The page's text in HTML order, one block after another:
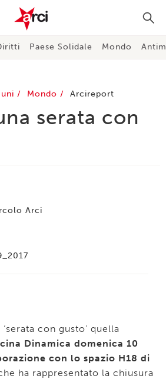
Paese Solidale Mondo
Mondo Arcireport
serata con
Arci
con gusto’ quella
Dinamica domenica 10
con lo spazio H18 di
ha rappresentato la chiusura